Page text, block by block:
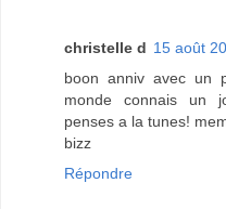
christelle d 15 août
boon anniv avec un
monde connais un
penses a la tunes!
bizz
Répondre